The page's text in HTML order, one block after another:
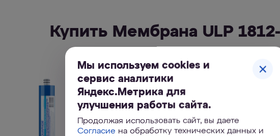
Купить Мембрана ULP
2 390 ₽
Мы используем cookies и
сервис аналитики
Яндекс.Метрика для
улучшения работы сайта.
Продолжая использовать сайт, вы даете
Согласие на обработку технических данных и